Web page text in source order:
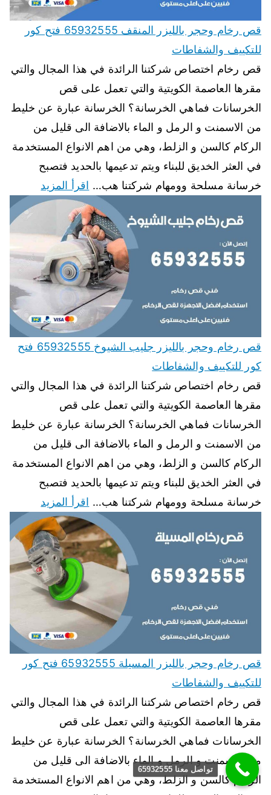
قص رخام وحجر بالليزر المنقف 65932555 فتح كور
للتكييف والشفاطات
قص رخام اختصاص شركتنا الرائدة في هذا المجال والتي
مقرها العاصمة الكويتية والتي تعمل على قص
الخرسانات فماهي الخرسانة؟ الخرسانة عبارة عن خليط
من الاسمنت و الرمل و الماء بالاضافة الى قليل من
الركام كالسن و الزلط، وهي من اهم الانواع المستخدمة
في العثر الخديق للبناء ويتم تدعيمها بالحديد فتصبح
خرسانة مسلحة وومهام شركتنا هب… اقرأ المزيد
قص رخام وحجر بالليزر جليب الشيوخ 65932555 فتح
كور للتكييف والشفاطات
قص رخام اختصاص شركتنا الرائدة في هذا المجال والتي
مقرها العاصمة الكويتية والتي تعمل على قص
الخرسانات فماهي الخرسانة؟ الخرسانة عبارة عن خليط
من الاسمنت و الرمل و الماء بالاضافة الى قليل من
الركام كالسن و الزلط، وهي من اهم الانواع المستخدمة
في العثر الخديق للبناء ويتم تدعيمها بالحديد فتصبح
خرسانة مسلحة وومهام شركتنا هب… اقرأ المزيد
قص رخام وحجر بالليزر المسيلة 65932555 فتح كور
للتكييف والشفاطات
قص رخام اختصاص شركتنا الرائدة في هذا المجال والتي
مقرها العاصمة الكويتية والتي تعمل على قص
الخرسانات فماهي الخرسانة؟ الخرسانة عبارة عن خليط
من الاسمنت و الرمل و الماء بالاضافة الى قليل من
الركام كالسن و الزلط، وهي من اهم الانواع المستخدمة
تواصل معنا 65932555